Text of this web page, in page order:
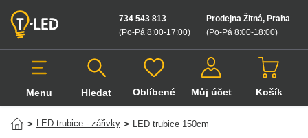
Prodejna Žitná, Praha
(Po-Pá 8:00-18:00)
734 543 813
(Po-Pá 8:00-17:00)
Menu Hledat
Hledat v produktech
Oblíbené Můj účet Košík
> LED trubice - zářivky > LED trubice 150cm